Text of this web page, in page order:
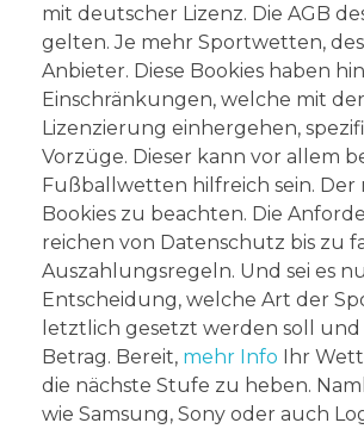
mit deutscher Lizenz. Die AGB
gelten. Je mehr Sportwetten,
Anbieter. Diese Bookies haben
Einschränkungen, welche mit
Lizenzierung einhergehen,
Vorzüge. Dieser kann vor allem
Fußballwetten hilfreich sein. Der
Bookies zu beachten. Die
reichen von Datenschutz bis zu
Auszahlungsregeln. Und sei es
Entscheidung, welche Art der
letztlich gesetzt werden soll
Betrag. Bereit, mehr Info Ihr
die nächste Stufe zu heben.
wie Samsung, Sony oder auch